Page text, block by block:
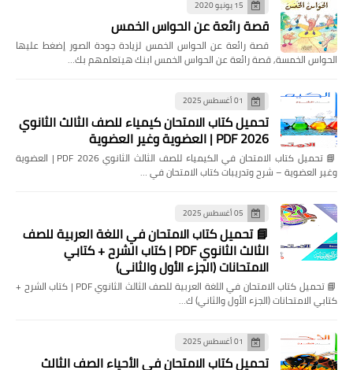
15 يونيو 2020
قصة رائعة عن الحواس الخمس
قصة رائعة عن الحواس الخمس لزيادة جودة الصور إضغط عليها
الحواس الخمسة, قصة رائعة عن الحواس الخمس ابنك هيتعلمهم بك…
01 أغسطس 2025
تحميل كتاب الامتحان كيمياء للصف الثالث الثانوي
2026 PDF | العضوية وغير العضوية
📘 تحميل كتاب الامتحان في الكيمياء للصف الثالث الثانوي 2026 PDF | العضوية
وغير العضوية – شرح وتدريبات كتاب الامتحان في …
05 أغسطس 2025
📘 تحميل كتاب الامتحان في اللغة العربية للصف
الثالث الثانوي PDF | كتاب الشرح + كتابي
الامتحانات (الجزء الأول والثاني)
📘 تحميل كتاب الامتحان في اللغة العربية للصف الثالث الثانوي PDF | كتاب الشرح +
كتابي الامتحانات (الجزء الأول والثاني) ك…
01 أغسطس 2025
تحميل كتاب الامتحان في الأحياء الصف الثالث